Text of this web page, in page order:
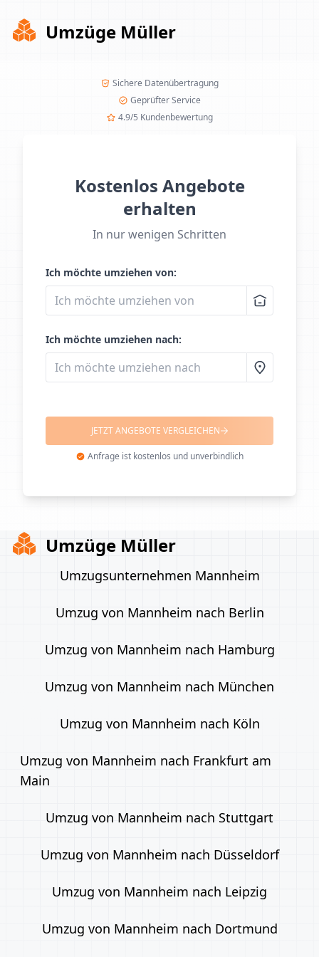
Umzüge Müller
Sichere Datenübertragung
Geprüfter Service
4.9/5 Kundenbewertung
Kostenlos Angebote
erhalten
In nur wenigen Schritten
Ich möchte umziehen von:
Ich möchte umziehen nach:
JETZT ANGEBOTE VERGLEICHEN
Anfrage ist kostenlos und unverbindlich
Umzüge Müller
Umzugsunternehmen Mannheim
Umzug von Mannheim nach Berlin
Umzug von Mannheim nach Hamburg
Umzug von Mannheim nach München
Umzug von Mannheim nach Köln
Umzug von Mannheim nach Frankfurt am
Main
Umzug von Mannheim nach Stuttgart
Umzug von Mannheim nach Düsseldorf
Umzug von Mannheim nach Leipzig
Umzug von Mannheim nach Dortmund